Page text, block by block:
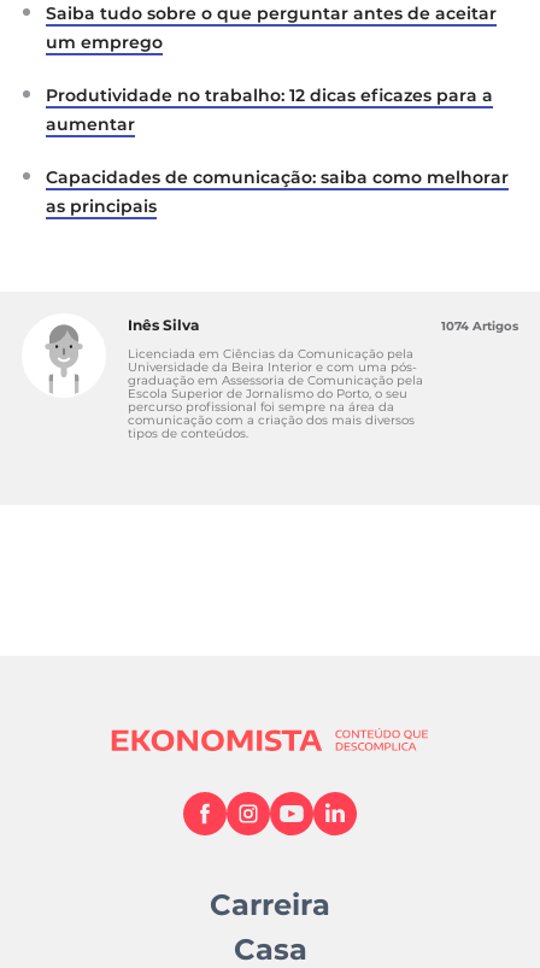
Saiba tudo sobre o que perguntar antes de aceitar
um emprego
Produtividade no trabalho: 12 dicas eficazes para a
aumentar
Capacidades de comunicação: saiba como melhorar
as principais
Inês Silva
Licenciada em Ciências da Comunicação pela
Universidade da Beira Interior e com uma pós-
graduação em Assessoria de Comunicação pela
Escola Superior de Jornalismo do Porto, o seu
percurso profissional foi sempre na área da
comunicação com a criação dos mais diversos
tipos de conteúdos.
1074 Artigos
Carreira
Casa